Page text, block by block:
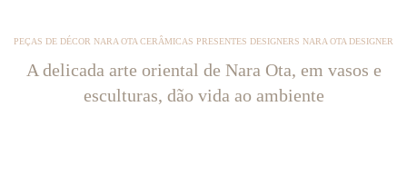
PEÇAS DE DÉCOR NARA OTA CERÂMICAS PRESENTES DESIGNERS NARA OTA DESIGNER
A delicada arte oriental de Nara Ota, em vasos e
esculturas, dão vida ao ambiente